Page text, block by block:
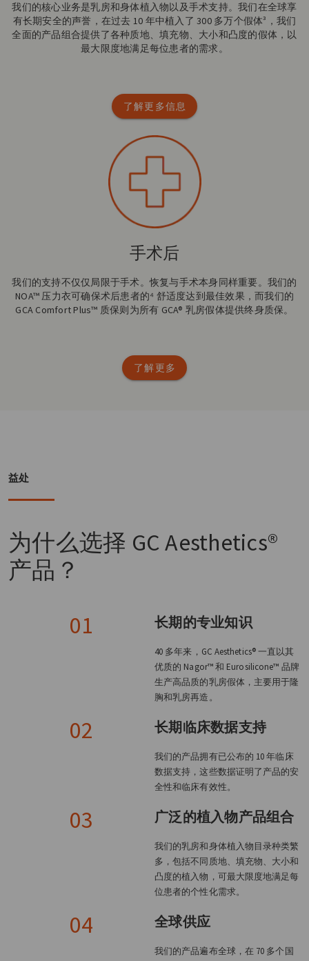
我们的核心业务是乳房和身体植入物以及手术支持。我们在全球享
有长期安全的声誉，在过去 10 年中植入了 300 多万个假体³，我们
全面的产品组合提供了各种质地、填充物、大小和凸度的假体，以
最大限度地满足每位患者的需求。
了解更多信息
手术后
我们的支持不仅仅局限于手术。恢复与手术本身同样重要。我们的
NOA™ 压力衣可确保术后患者的⁴ 舒适度达到最佳效果，而我们的
GCA Comfort Plus™ 质保则为所有 GCA® 乳房假体提供终身质保。
了解更多
益处
为什么选择 GC Aesthetics®
产品？
01
长期的专业知识
40 多年来，GC Aesthetics® 一直以其
优质的 Nagor™ 和 Eurosilicone™ 品牌
生产高品质的乳房假体，主要用于隆
胸和乳房再造。
02 长期临床数据支持
我们的产品拥有已公布的 10 年临床
数据支持，这些数据证明了产品的安
全性和临床有效性。
03 广泛的植入物产品组合
我们的乳房和身体植入物目录种类繁
多，包括不同质地、填充物、大小和
凸度的植入物，可最大限度地满足每
位患者的个性化需求。
04 全球供应
我们的产品遍布全球，在 70 多个国